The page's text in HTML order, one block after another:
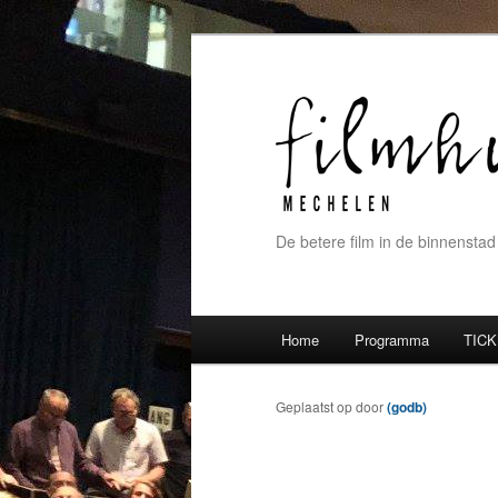
De betere film in de binnenstad
Spring naar de primaire
Spring naar de secundaire
Home Programma
Geplaatst opdoor(godb)